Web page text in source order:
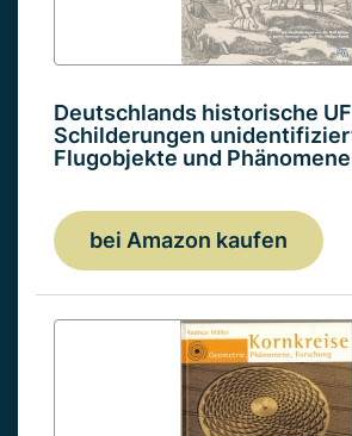
Deutschlands historische
Schilderungen
Flugobjekte und
bei Amazon kaufen